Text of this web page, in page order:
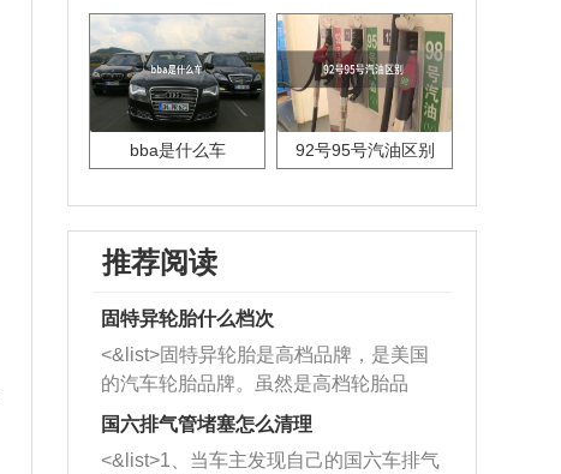
bba是什么车 92号95号汽油区别
推荐阅读
固特异轮胎什么档次
<&list>固特异轮胎是高档品牌，是美国
的汽车轮胎品牌。虽然是高档轮胎品
牌，但是中高低端的轮胎都有生产，这
也是为了更好的开拓市场。
国六排气管堵塞怎么清理
<&list>1、当车主发现自己的国六车排气